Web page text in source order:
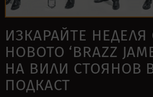
ИЗКАРАЙТЕ НЕДЕЛЯ
НОВОТО ‘BRAZZ
НА ВИЛИ СТОЯНОВ
ПОДКАСТ